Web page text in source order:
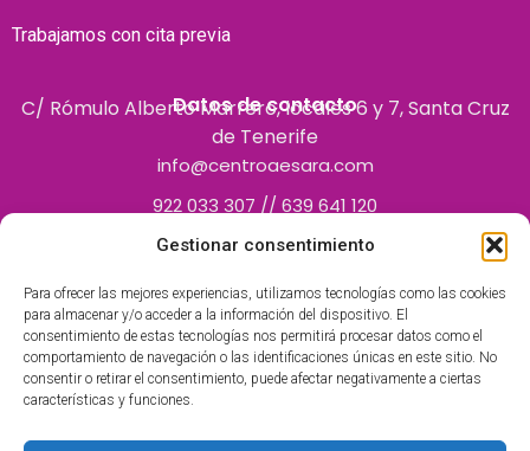
Gestionar consentimiento
Para ofrecer las mejores experiencias, utilizamos tecnologías como las cookies
para almacenar y/o acceder a la información del dispositivo. El
consentimiento de estas tecnologías nos permitirá procesar datos como el
comportamiento de navegación o las identificaciones únicas en este sitio. No
consentir o retirar el consentimiento, puede afectar negativamente a ciertas
características y funciones.
Trabajamos con cita previa
Datos de contacto
C/ Rómulo Alberto Marrero, locales 6 y 7, Santa Cruz
de Tenerife
info@centroaesara.com
922 033 307 // 639 641 120
Autorizados por el Servicio Canario de la Salud como centro